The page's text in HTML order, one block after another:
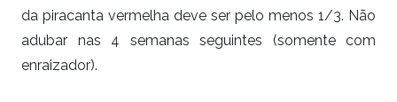
da piracanta vermelha deve ser pelo menos 1/3. Não
adubar nas 4 semanas seguintes (somente com
enraizador).